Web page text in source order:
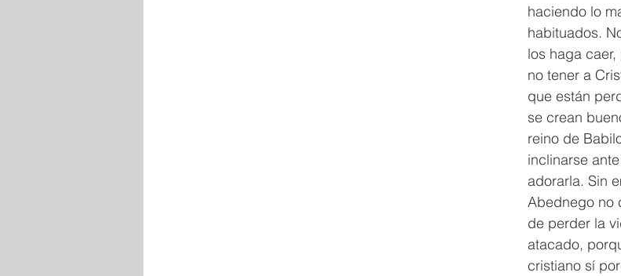
haciendo lo
habituados.
los haga
no tener a
que están
se crean
reino de
inclinarse
adorarla. Sin
Abednego no
de perder la
atacado,
cristiano sí